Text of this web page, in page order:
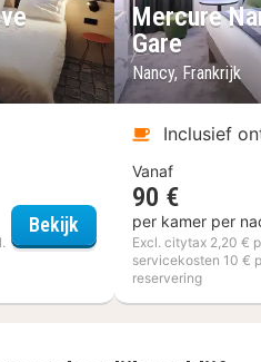
Bekijk Ibis Styles Villeneuve
Mercure
Gare
Nancy, Frankrijk
Inclusief
Vanaf
90 €
per kamer per
Excl. citytax 2,20 €
servicekosten 10 €
reservering